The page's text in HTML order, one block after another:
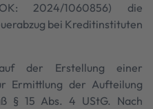
2024/1060856) die
bei Kreditinstituten
der Erstellung einer
Ermittlung der Aufteilung
§ 15 Abs. 4 UStG. Nach